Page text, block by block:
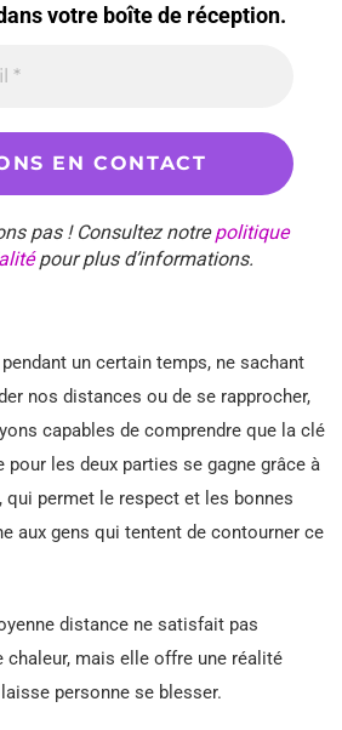
votre boîte de réception.
pas ! Consultez notrepolitique
pour plus d’informations.
un certain temps, ne sachant
nos distances ou de se rapprocher,
capables de comprendre que la clé
pour les deux parties se gagne grâce à
qui permet le respect et les bonnes
aux gens qui tentent de contourner ce
distance ne satisfait pas
chaleur, mais elle offre une réalité
personne se blesser.